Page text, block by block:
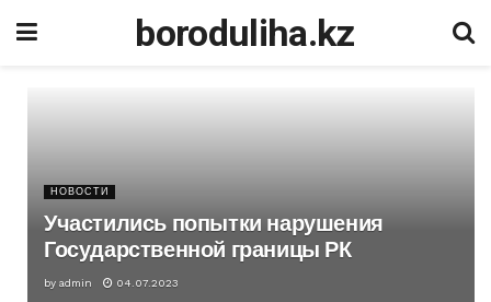
boroduliha.kz
НОВОСТИ
Участились попытки нарушения
Государственной границы РК
by admin 04.07.2023